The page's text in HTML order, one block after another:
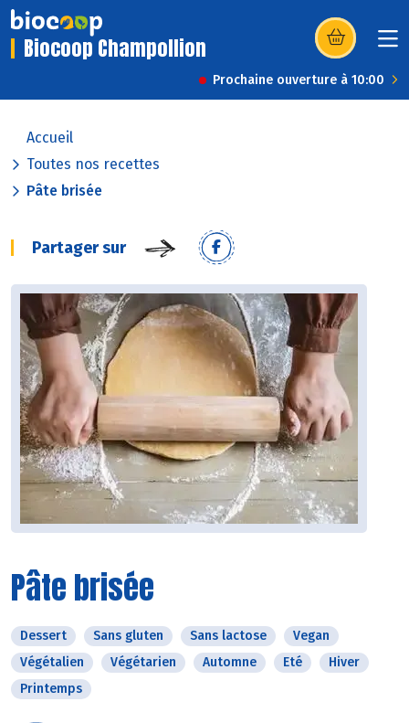
Biocoop Champollion (s’ouvre dans
Prochaine ouverture à 10:00
Accueil
Toutes nos recettes
Pâte brisée
Partager sur
Pâte brisée
Dessert Sans gluten Sans lactose
Vegan
Végétalien
Végétarien Automne Eté
Hiver
Printemps